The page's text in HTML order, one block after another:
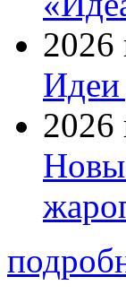
2026
Идеи
2026